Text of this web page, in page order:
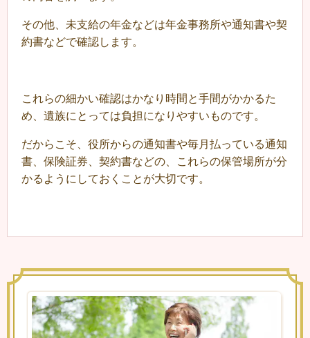
その他、未支給の年金などは年金事務所や通知書や契
約書などで確認します。
これらの細かい確認はかなり時間と手間がかかるた
め、遺族にとっては負担になりやすいものです。
だからこそ、役所からの通知書や毎月払っている通知
書、保険証券、契約書などの、これらの保管場所が分
かるようにしておくことが大切です。